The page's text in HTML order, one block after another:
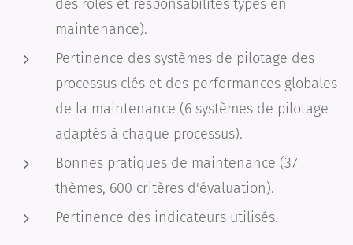
des rôles et responsabilités types en
maintenance).
Pertinence des systèmes de pilotage des
processus clés et des performances globales
de la maintenance (6 systèmes de pilotage
adaptés à chaque processus).
Bonnes pratiques de maintenance (37
thèmes, 600 critères d'évaluation).
Pertinence des indicateurs utilisés.